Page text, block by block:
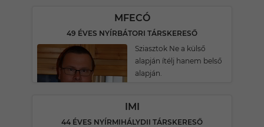
MFECÓ
49 ÉVES NYÍRBÁTORI TÁRSKERESŐ
Sziasztok Ne a külső
alapján ítélj hanem belső
alapján.
IMI
44 ÉVES NYÍRMIHÁLYDII TÁRSKERESŐ